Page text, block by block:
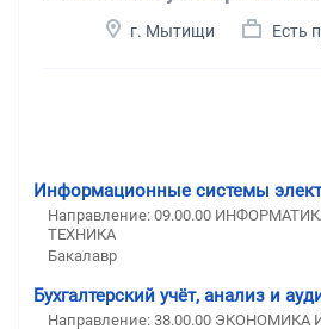
г. Мытищи Есть
Информационные системы
Направление: 09.00.00
ТЕХНИКА
Бакалавр
Бухгалтерский учёт, анализ и
Направление: 38.00.00 ЭКОНОМИКА